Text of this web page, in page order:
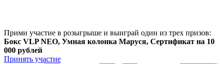
Прими участие в розыгрыше и выиграй один из трех призов:
Бокс VLP NEO, Умная колонка Маруся, Сертификат на 10
000 рублей
Принять участие